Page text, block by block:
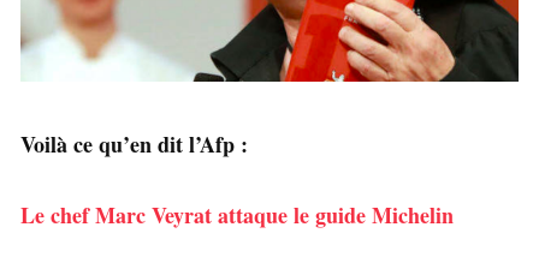
Voilà ce qu’en dit l’Afp :
Le chef Marc Veyrat attaque le guide Michelin